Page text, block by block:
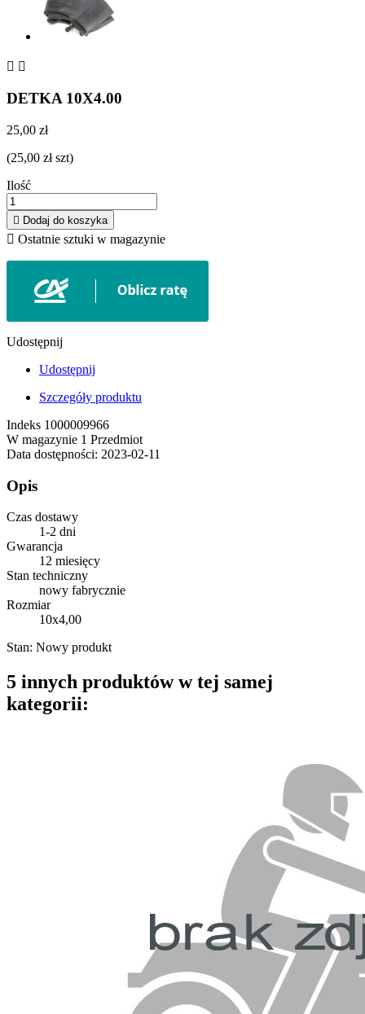
 
DETKA 10X4.00
25,00 zł
(25,00 zł szt)
Ilość
 Dodaj do koszyka
 Ostatnie sztuki w magazynie
Udostępnij
Udostępnij
Szczegóły produktu
Indeks 1000009966
W magazynie 1 Przedmiot
Data dostępności: 2023-02-11
Opis
Czas dostawy
1-2 dni
Gwarancja
12 miesięcy
Stan techniczny
nowy fabrycznie
Rozmiar
10x4,00
Stan: Nowy produkt
5 innych produktów w tej samej
kategorii: